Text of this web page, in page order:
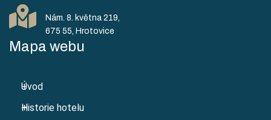
Mapa webu
Úvod
Historie hotelu
Nám. 8. května 219,